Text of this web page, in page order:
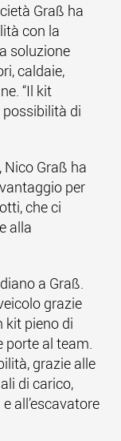
Graß ha
con la
soluzione
caldaie,
“Il kit
di
Graß ha
per
che ci
alla
a Graß.
grazie
kit pieno di
porte al team.
grazie alle
di carico,
all’escavatore